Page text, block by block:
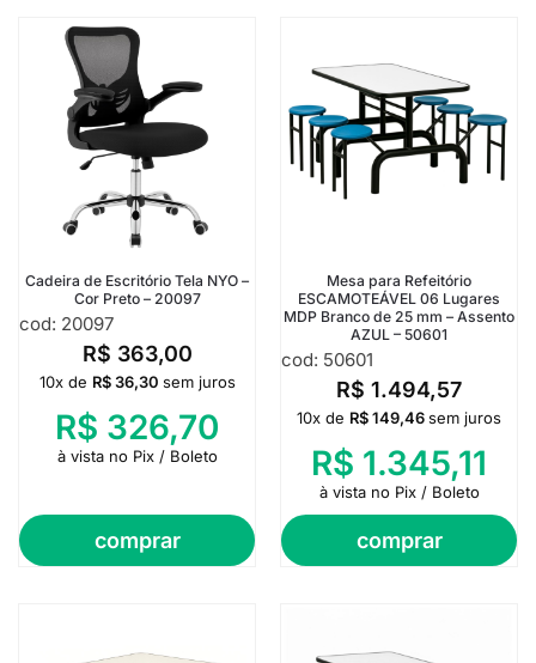
Cadeira de Escritório Tela NYO –
Cor Preto – 20097
cod: 20097
R$ 363,00
comprar
10x de R$36,30 sem juros
R$ 326,70
à vista no Pix / Boleto
Mesa para Refeitório
ESCAMOTEÁVEL 06 Lugares
MDP Branco de 25 mm – Assento
AZUL – 50601
cod: 50601
R$ 1.494,57
comprar
10x de R$149,46sem juros
R$ 1.345,11
à vista no Pix / Boleto